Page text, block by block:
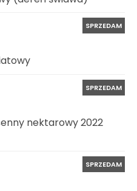
SPRZEDAM
SPRZEDAM
nektarowy 2022
SPRZEDAM